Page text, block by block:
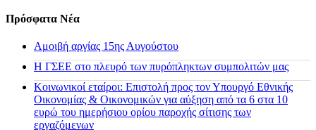
Πρόσφατα Νέα
Αμοιβή αργίας 15ης Αυγούστου
H ΓΣΕΕ στο πλευρό των πυρόπληκτων συμπολιτών μας
Κοινωνικοί εταίροι: Επιστολή προς τον Υπουργό Εθνικής
Οικονομίας & Οικονομικών για αύξηση από τα 6 στα 10
ευρώ του ημερήσιου ορίου παροχής σίτισης των
εργαζόμενων